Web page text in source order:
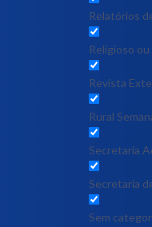
Relatórios
Religioso
Revista
Rural
Secretaria
Secretaria
Sem